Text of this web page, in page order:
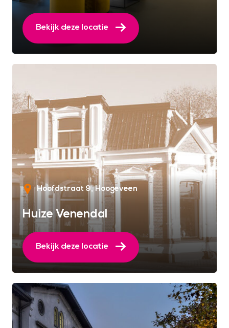
Bekijk deze locatie
Hoofdstraat 9 Hoogeveen
Huize Venendal
Bekijk deze locatie